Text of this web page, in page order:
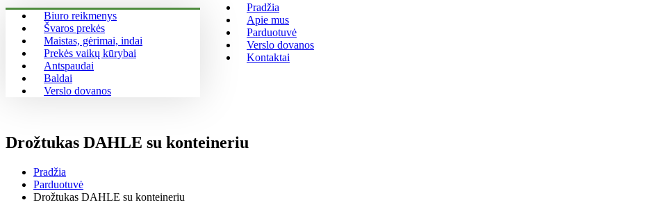
Biuro reikmenys
Švaros prekės
Maistas, gėrimai, indai
Prekės vaikų kūrybai
Antspaudai
Baldai
Verslo dovanos
Pradžia
Apie mus
Parduotuvė
Verslo dovanos
Kontaktai
Drožtukas DAHLE su konteineriu
Pradžia
Parduotuvė
Drožtukas DAHLE su konteineriu